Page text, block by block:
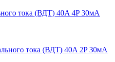
тока (ВДТ) 40A 4P 30мА